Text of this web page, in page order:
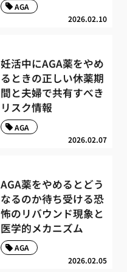
2026.02.10
AGA
妊活中にAGA薬をやめ
るときの正しい休薬期
間と夫婦で共有すべき
リスク情報
2026.02.07
AGA
AGA薬をやめるとどう
なるのか待ち受ける恐
怖のリバウンド現象と
医学的メカニズム
2026.02.05
AGA